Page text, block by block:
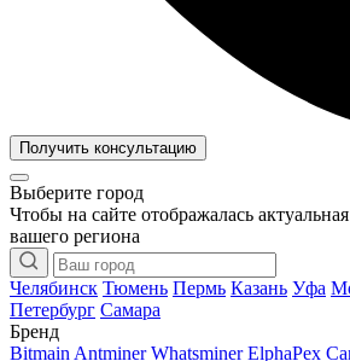
Получить консультацию
Выберите город
Чтобы на сайте отображалась
вашего региона
Челябинск Тюмень Пермь Казань Уфа
Петербург Самара
Бренд
Bitmain Antminer Whatsminer ElphaPex